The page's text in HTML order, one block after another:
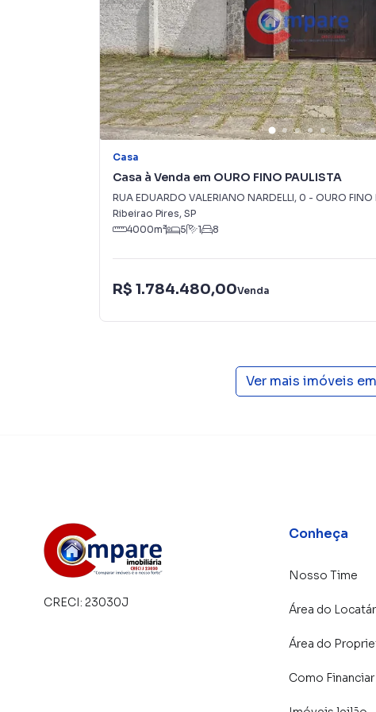
tendo como consequência uma maior chance de
também com um time de programadores,
preparada para atender proprietários e inquilinos.
Casa
Casa à Venda em OURO FINO PAULISTA
RUA EDUARDO VALERIANO NARDELLI, 0 - OURO FINO
Ribeirao Pires, SP
4000m² 5 1 8
R$ 1.784.480,00Venda
Ver mais imóveis em
CRECI: 23030J
Conheça
Nosso Time
Área do
Área do
Como